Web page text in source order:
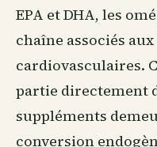
EPA et DHA, les
chaîne associés
cardiovasculaires.
partie directement
suppléments
conversion